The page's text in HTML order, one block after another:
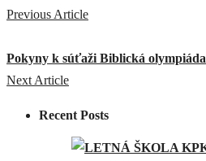
Previous Article
Pokyny k súťaži Biblická olympiáda
Next Article
Recent Posts